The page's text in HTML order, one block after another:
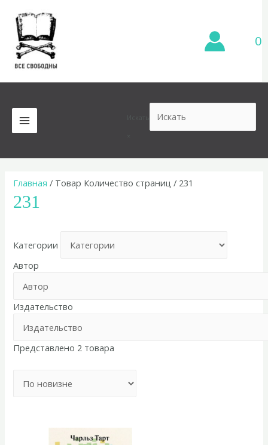
содержимому
0
MAIN
MENU
Главная / Товар Количество страниц / 231
231
Категории
Автор
Издательство
Представлено 2 товара